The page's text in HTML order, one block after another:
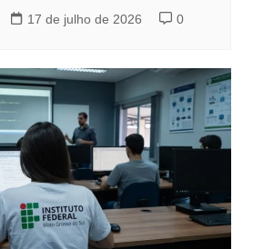
17 de julho de 2026 0